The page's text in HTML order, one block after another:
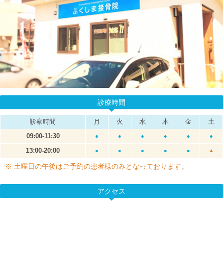
診療時間
診察時間 月 火 水 木 金
土
09:00-11:30
● ● ● ● ● ●
13:00-20:00 ● ● ● ● ● ▲
※ 土曜日の午後はご予約の患者様のみとなっております。
アクセス